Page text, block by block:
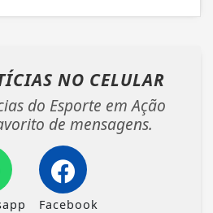
NO CELULAR
do Esporte em Ação
de mensagens.
Facebook